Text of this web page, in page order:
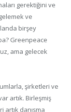
gerektiğini ve
ve
birşey
Greenpeace
ama gelecek
şirketleri ve
artık. Birleşmiş
artık danışma